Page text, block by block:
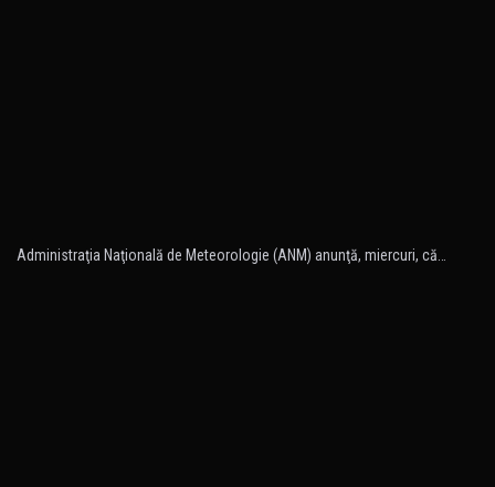
Administraţia Naţională de Meteorologie (ANM) anunţă, miercuri, că…